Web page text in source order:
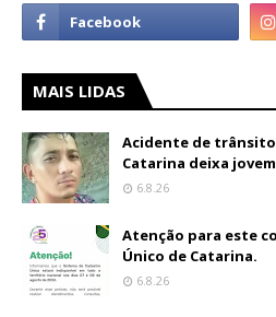
MAIS LIDAS
Acidente de trânsito
Catarina deixa
6.8.26
Atenção para este
Único de Catarina.
6.8.26